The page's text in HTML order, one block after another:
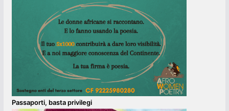
Passaporti, basta privilegi